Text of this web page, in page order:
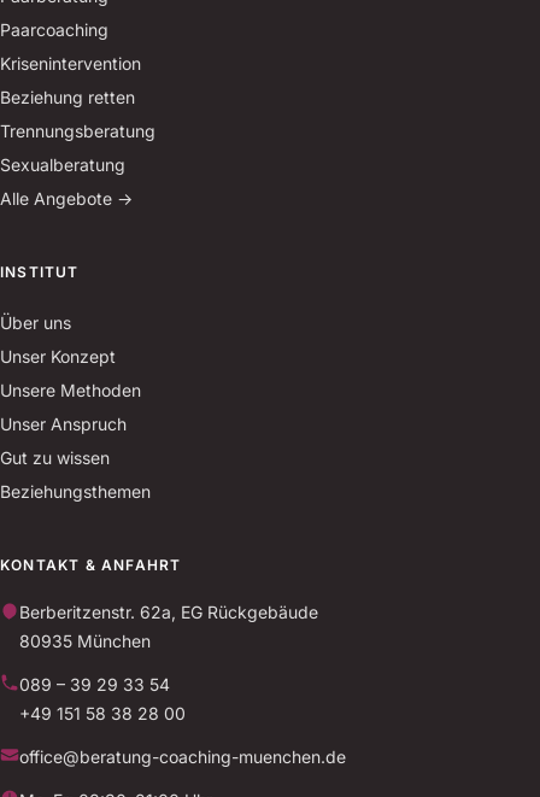
Paarcoaching
Krisenintervention
Beziehung retten
Trennungsberatung
Sexualberatung
Alle Angebote →
INSTITUT
Über uns
Unser Konzept
Unsere Methoden
Unser Anspruch
Gut zu wissen
Beziehungsthemen
KONTAKT & ANFAHRT
Berberitzenstr. 62a, EG Rückgebäude
80935 München
089 – 39 29 33 54
+49 151 58 38 28 00
office@beratung-coaching-muenchen.de